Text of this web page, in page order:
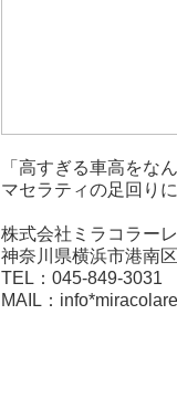
「高すぎる車高をな
マセラティの足回り
株式会社ミラコラーレ
神奈川県横浜市港南
TEL：045-849-3031
MAIL：